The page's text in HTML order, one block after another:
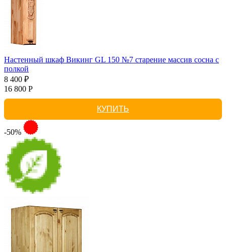
Настенный шкаф Викинг GL 150 №7 старение массив сосна с
полкой
8 400 ₽
16 800 Р
КУПИТЬ
-50%